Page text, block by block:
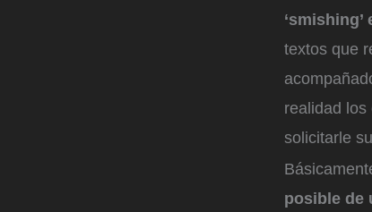
textos que
realidad
solicitarle
posible de